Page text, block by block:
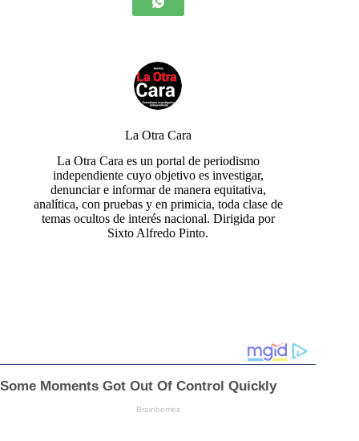
La Otra Cara
La Otra Cara es un portal de periodismo
independiente cuyo objetivo es investigar,
denunciar e informar de manera equitativa,
analítica, con pruebas y en primicia, toda clase de
temas ocultos de interés nacional. Dirigida por
Sixto Alfredo Pinto.